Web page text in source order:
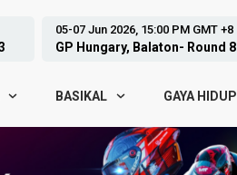
05-07 Jun 2026, 15:00 PM GMT +8
GP Hungary, Balaton- Round 8
BASIKAL GAYA HIDUP